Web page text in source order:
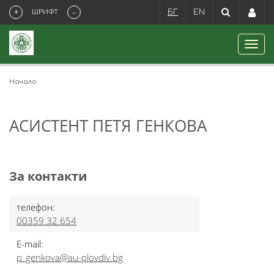
+ ШРИФТ - БГ EN
Начало
АСИСТЕНТ ПЕТЯ ГЕНКОВА
За контакти
телефон:
00359 32 654
E-mail:
p_genkova@au-plovdiv.bg